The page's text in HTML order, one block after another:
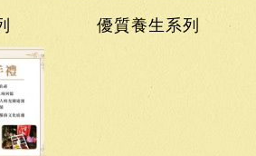
優質養生系列